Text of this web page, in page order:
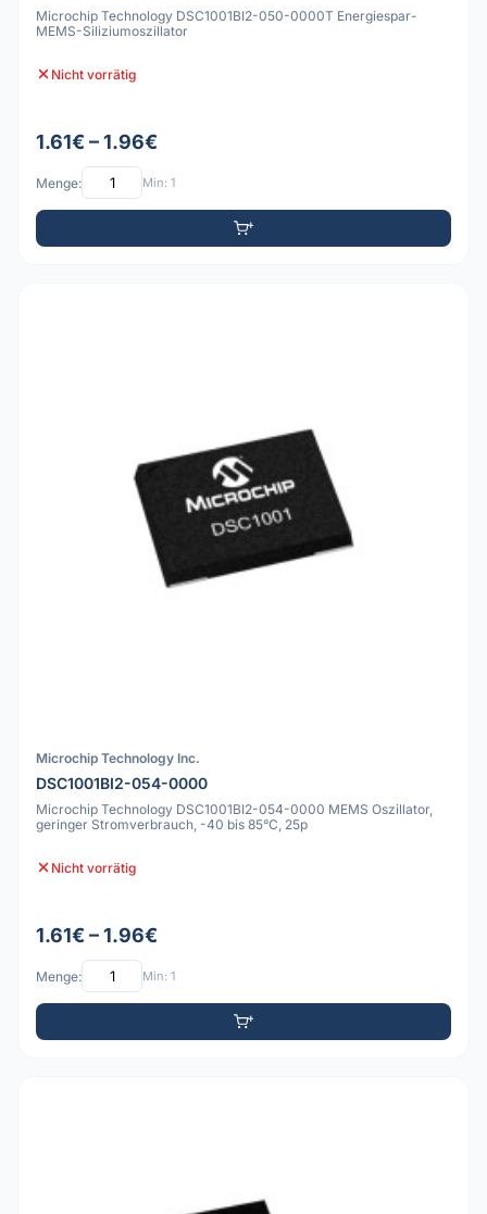
Microchip Technology DSC1001BI2-050-0000T Energiespar-
MEMS-Siliziumoszillator
Nicht vorrätig
1.61€ – 1.96€
Menge: Min: 1
Microchip Technology Inc.
DSC1001BI2-054-0000
Microchip Technology DSC1001BI2-054-0000 MEMS Oszillator,
geringer Stromverbrauch, -40 bis 85°C, 25p
Nicht vorrätig
1.61€ – 1.96€
Menge: Min: 1